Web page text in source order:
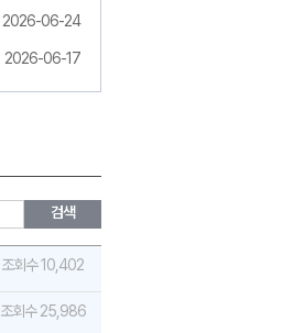
2026-06-24
2026-06-17
검색
조회수 10,402
조회수 25,986